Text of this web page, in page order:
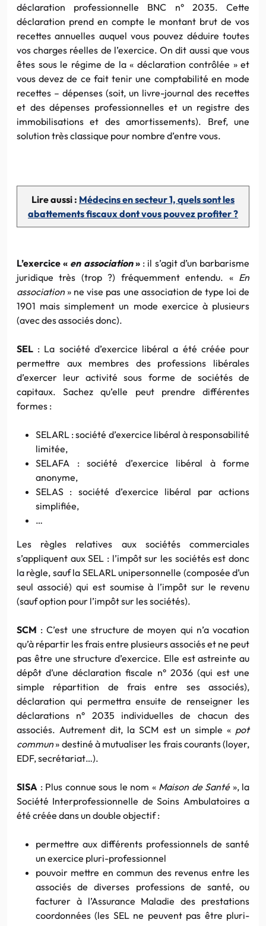
déclaration professionnelle BNC n° 2035. Cette
déclaration prend en compte le montant brut de vos
recettes annuelles auquel vous pouvez déduire toutes
vos charges réelles de l’exercice. On dit aussi que vous
êtes sous le régime de la « déclaration contrôlée » et
vous devez de ce fait tenir une comptabilité en mode
recettes – dépenses (soit, un livre-journal des recettes
et des dépenses professionnelles et un registre des
immobilisations et des amortissements). Bref, une
solution très classique pour nombre d’entre vous.
Lire aussi : Médecins en secteur 1, quels sont les
abattements fiscaux dont vous pouvez profiter ?
L’exercice « en association»: il s’agit d’un barbarisme
juridique très (trop ?) fréquemment entendu. « En
association» ne vise pas une association de type loi de
1901 mais simplement un mode exercice à plusieurs
(avec des associés donc).
SEL : La société d’exercice libéral a été créée pour
permettre aux membres des professions libérales
d’exercer leur activité sous forme de sociétés de
capitaux. Sachez qu’elle peut prendre différentes
formes :
SELARL : société d’exercice libéral à responsabilité
limitée,
SELAFA : société d’exercice libéral à forme
anonyme,
SELAS : société d’exercice libéral par actions
simplifiée,
…
Les règles relatives aux sociétés commerciales
s’appliquent aux SEL : l’impôt sur les sociétés est donc
la règle, sauf la SELARL unipersonnelle (composée d’un
seul associé) qui est soumise à l’impôt sur le revenu
(sauf option pour l’impôt sur les sociétés).
SCM : C’est une structure de moyen qui n’a vocation
qu’à répartir les frais entre plusieurs associés et ne peut
pas être une structure d’exercice. Elle est astreinte au
dépôt d’une déclaration fiscale n° 2036 (qui est une
simple répartition de frais entre ses associés),
déclaration qui permettra ensuite de renseigner les
déclarations n° 2035 individuelles de chacun des
associés. Autrement dit, la SCM est un simple « pot
commun» destiné à mutualiser les frais courants (loyer,
EDF, secrétariat…).
SISA : Plus connue sous le nom « Maison de Santé», la
Société Interprofessionnelle de Soins Ambulatoires a
été créée dans un double objectif :
permettre aux différents professionnels de santé
un exercice pluri-professionnel
pouvoir mettre en commun des revenus entre les
associés de diverses professions de santé, ou
facturer à l’Assurance Maladie des prestations
coordonnées (les SEL ne peuvent pas être pluri-